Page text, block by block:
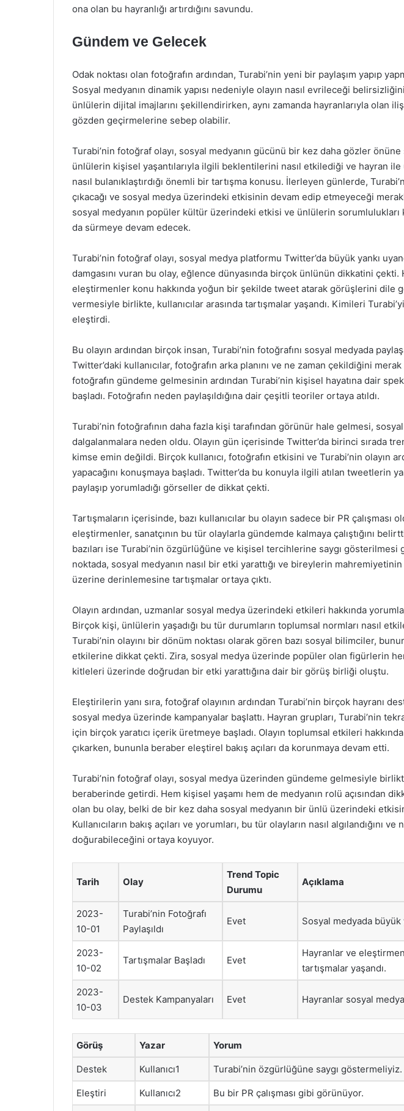
ona olan bu hayranlığı artırdığını savundu.
Gündem ve Gelecek
Odak noktası olan fotoğrafın ardından, Turabi’nin yeni bir paylaşım yapıp
Sosyal medyanın dinamik yapısı nedeniyle olayın nasıl evrileceği
ünlülerin dijital imajlarını şekillendirirken, aynı zamanda hayranlarıyla olan
gözden geçirmelerine sebep olabilir.
Turabi’nin fotoğraf olayı, sosyal medyanın gücünü bir kez daha gözler
ünlülerin kişisel yaşantılarıyla ilgili beklentilerini nasıl etkilediği ve hayran ile
nasıl bulanıklaştırdığı önemli bir tartışma konusu. İlerleyen günlerde,
çıkacağı ve sosyal medya üzerindeki etkisinin devam edip etmeyeceği
sosyal medyanın popüler kültür üzerindeki etkisi ve ünlülerin sorumlulukları
da sürmeye devam edecek.
Turabi’nin fotoğraf olayı, sosyal medya platformu Twitter’da büyük yankı
damgasını vuran bu olay, eğlence dünyasında birçok ünlünün dikkatini çekti.
eleştirmenler konu hakkında yoğun bir şekilde tweet atarak görüşlerini dile
vermesiyle birlikte, kullanıcılar arasında tartışmalar yaşandı. Kimileri
eleştirdi.
Bu olayın ardından birçok insan, Turabi’nin fotoğrafını sosyal medyada
Twitter’daki kullanıcılar, fotoğrafın arka planını ve ne zaman çekildiğini
fotoğrafın gündeme gelmesinin ardından Turabi’nin kişisel hayatına dair
başladı. Fotoğrafın neden paylaşıldığına dair çeşitli teoriler ortaya atıldı.
Turabi’nin fotoğrafının daha fazla kişi tarafından görünür hale gelmesi,
dalgalanmalara neden oldu. Olayın gün içerisinde Twitter’da birinci sırada
kimse emin değildi. Birçok kullanıcı, fotoğrafın etkisini ve Turabi’nin olayın
yapacağını konuşmaya başladı. Twitter’da bu konuyla ilgili atılan tweetlerin
paylaşıp yorumladığı görseller de dikkat çekti.
Tartışmaların içerisinde, bazı kullanıcılar bu olayın sadece bir PR
eleştirmenler, sanatçının bu tür olaylarla gündemde kalmaya çalıştığını
bazıları ise Turabi’nin özgürlüğüne ve kişisel tercihlerine saygı gösterilmesi
noktada, sosyal medyanın nasıl bir etki yarattığı ve bireylerin
üzerine derinlemesine tartışmalar ortaya çıktı.
Olayın ardından, uzmanlar sosyal medya üzerindeki etkileri hakkında
Birçok kişi, ünlülerin yaşadığı bu tür durumların toplumsal normları nasıl
Turabi’nin olayını bir dönüm noktası olarak gören bazı sosyal bilimciler,
etkilerine dikkat çekti. Zira, sosyal medya üzerinde popüler olan figürlerin
kitleleri üzerinde doğrudan bir etki yarattığına dair bir görüş birliği oluştu.
Eleştirilerin yanı sıra, fotoğraf olayının ardından Turabi’nin birçok hayranı
sosyal medya üzerinde kampanyalar başlattı. Hayran grupları, Turabi’nin
için birçok yaratıcı içerik üretmeye başladı. Olayın toplumsal etkileri
çıkarken, bununla beraber eleştirel bakış açıları da korunmaya devam etti.
Turabi’nin fotoğraf olayı, sosyal medya üzerinden gündeme gelmesiyle
beraberinde getirdi. Hem kişisel yaşamı hem de medyanın rolü açısından
olan bu olay, belki de bir kez daha sosyal medyanın bir ünlü üzerindeki
Kullanıcıların bakış açıları ve yorumları, bu tür olayların nasıl algılandığını
doğurabileceğini ortaya koyuyor.
Tarih Olay
Trend Topic
Durumu
Açıklama
2023-
10-01
Turabi’nin Fotoğrafı
Paylaşıldı
Evet Sosyal medyada büyük
2023-
10-02
Tartışmalar Başladı Evet
Hayranlar ve
tartışmalar yaşandı.
2023-
10-03
Destek Kampanyaları Evet Hayranlar sosyal
Görüş Yazar Yorum
Destek Kullanıcı1 Turabi’nin özgürlüğüne saygı göstermeliyiz.
Eleştiri Kullanıcı2 Bu bir PR çalışması gibi görünüyor.